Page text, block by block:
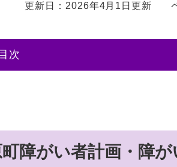
更新日：2026年4月1日更新
次
障がい者計画・障